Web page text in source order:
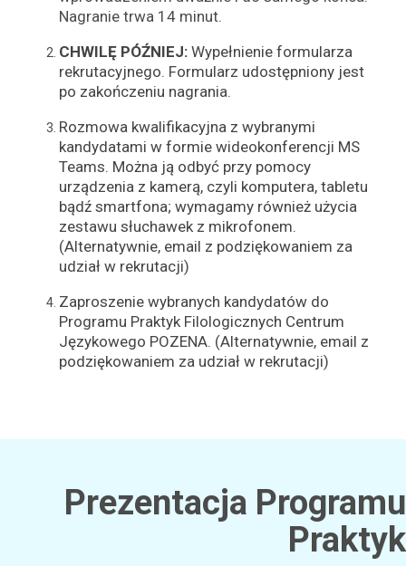
Nagranie trwa 14 minut.
CHWILĘ PÓŹNIEJ: Wypełnienie formularza
rekrutacyjnego. Formularz udostępniony jest
po zakończeniu nagrania.
Rozmowa kwalifikacyjna z wybranymi
kandydatami w formie wideokonferencji MS
Teams. Można ją odbyć przy pomocy
urządzenia z kamerą, czyli komputera, tabletu
bądź smartfona; wymagamy również użycia
zestawu słuchawek z mikrofonem.
(Alternatywnie, email z podziękowaniem za
udział w rekrutacji)
Zaproszenie wybranych kandydatów do
Programu Praktyk Filologicznych Centrum
Językowego POZENA. (Alternatywnie, email z
podziękowaniem za udział w rekrutacji)
Prezentacja Programu
Praktyk